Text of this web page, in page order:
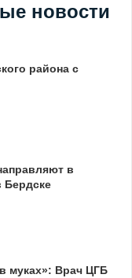
новости
района с
в
Бердске
муках»: Врач ЦГБ